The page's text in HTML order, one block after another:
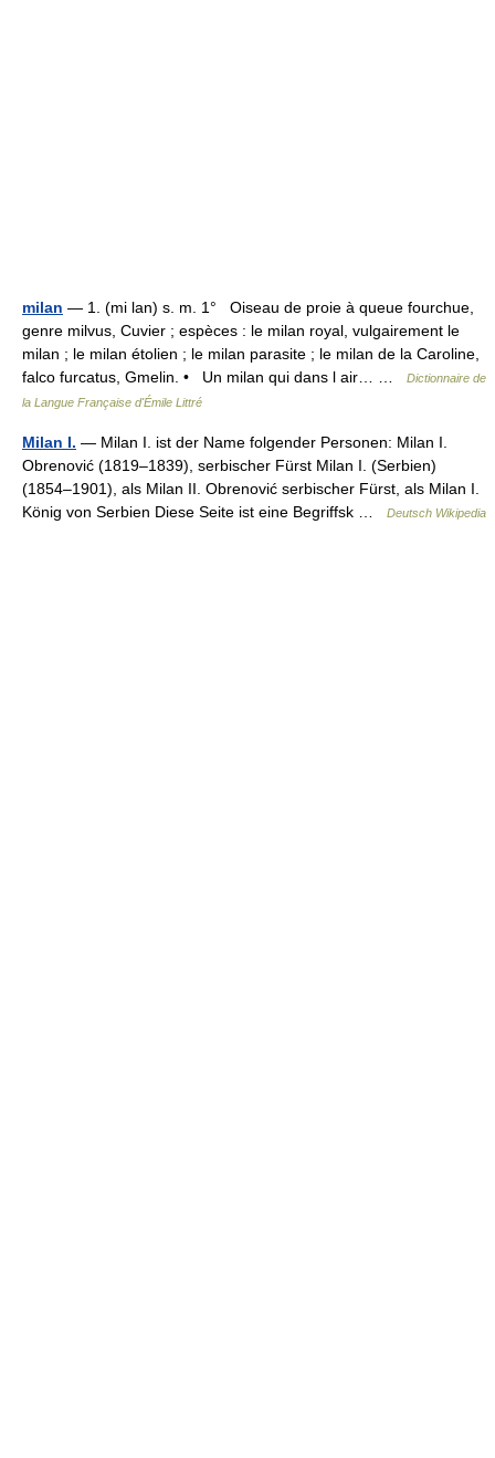
milan — 1. (mi lan) s. m. 1° Oiseau de proie à queue fourchue,
genre milvus, Cuvier ; espèces : le milan royal, vulgairement le
milan ; le milan étolien ; le milan parasite ; le milan de la Caroline,
falco furcatus, Gmelin. • Un milan qui dans l air… …
Dictionnaire de
la Langue Française d'Émile Littré
Milan I. — Milan I. ist der Name folgender Personen: Milan I.
Obrenović (1819–1839), serbischer Fürst Milan I. (Serbien)
(1854–1901), als Milan II. Obrenović serbischer Fürst, als Milan I.
König von Serbien Diese Seite ist eine Begriffsk …
Deutsch Wikipedia